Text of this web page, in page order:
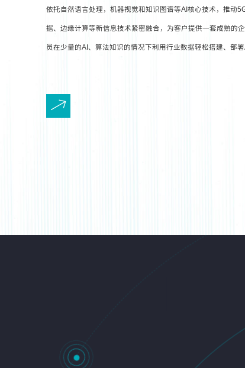
依托自然语言处理，机器视觉和知识图谱等AI核心技术，推动
据、边缘计算等新信息技术紧密融合，为客户提供一套成熟的
员在少量的AI、算法知识的情况下利用行业数据轻松搭建、部署